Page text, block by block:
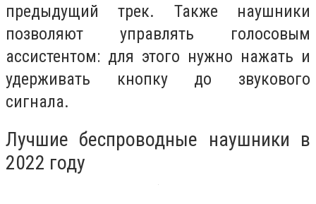
предыдущий трек. Также наушники
позволяют управлять голосовым
ассистентом: для этого нужно нажать и
удерживать кнопку до звукового
сигнала.
Лучшие беспроводные наушники в
2022 году